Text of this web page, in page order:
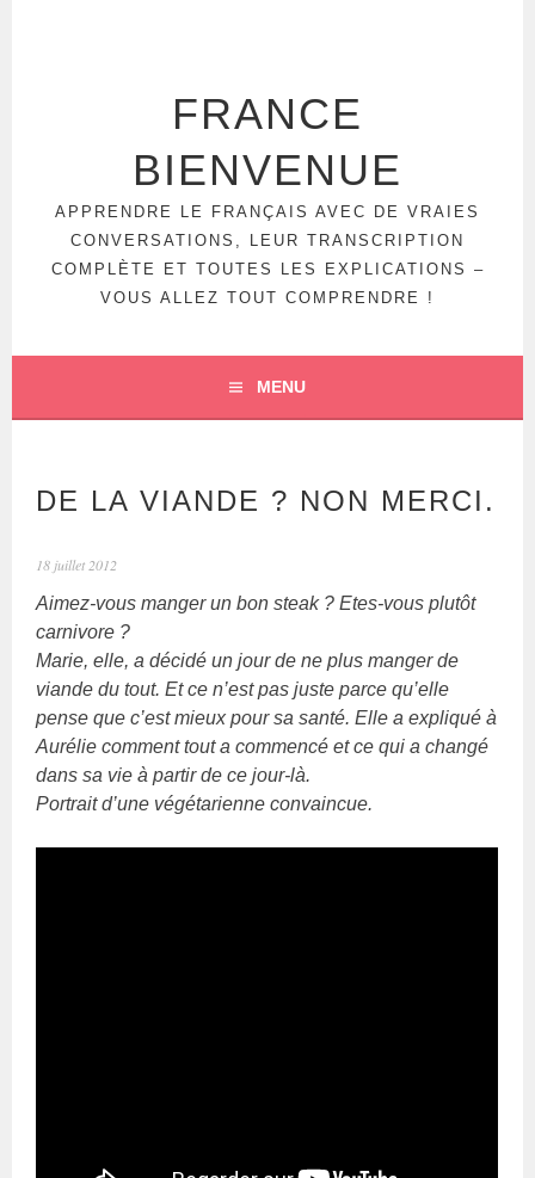
FRANCE
BIENVENUE
APPRENDRE LE FRANÇAIS AVEC DE VRAIES
CONVERSATIONS, LEUR TRANSCRIPTION
COMPLÈTE ET TOUTES LES EXPLICATIONS –
VOUS ALLEZ TOUT COMPRENDRE !
MENU
DE LA VIANDE ? NON MERCI.
18 juillet 2012
Aimez-vous manger un bon steak ? Etes-vous plutôt
carnivore ?
Marie, elle, a décidé un jour de ne plus manger de
viande du tout. Et ce n’est pas juste parce qu’elle
pense que c’est mieux pour sa santé. Elle a expliqué à
Aurélie comment tout a commencé et ce qui a changé
dans sa vie à partir de ce jour-là.
Portrait d’une végétarienne convaincue.